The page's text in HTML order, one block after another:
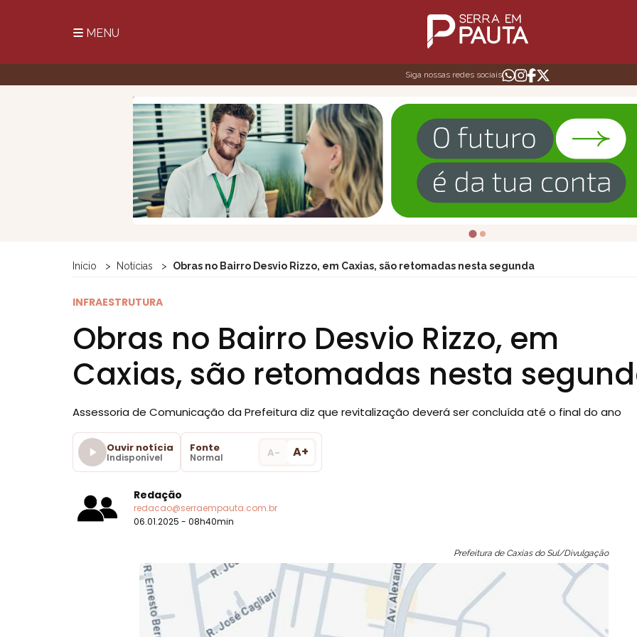
MENU
Siga nossas redes sociais
Início Notícias Obras no Bairro Desvio Rizzo, em Caxias, são retomadas nesta segunda
INFRAESTRUTURA
Obras no Bairro Desvio Rizzo, em
Caxias, são retomadas nesta
Assessoria de Comunicação da Prefeitura diz que revitalização deverá ser concluída até o final do ano
Ouvir notícia
Indisponível
Fonte
Normal A- A+
Redação
redacao@serraempauta.com.br
06.01.2025 - 08h40min
Prefeitura de Caxias do Sul/Divulgação